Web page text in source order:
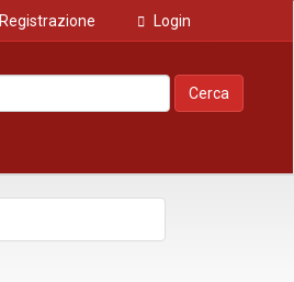
Registrazione Login
Cerca